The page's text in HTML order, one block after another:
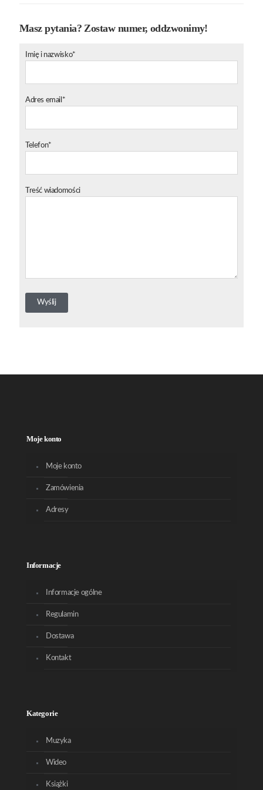
Masz pytania? Zostaw numer, oddzwonimy!
Imię i nazwisko*
Adres email*
Telefon*
Treść wiadomości
Moje konto
Moje konto
Zamówienia
Adresy
Informacje
Informacje ogólne
Regulamin
Dostawa
Kontakt
Kategorie
Muzyka
Wideo
Książki